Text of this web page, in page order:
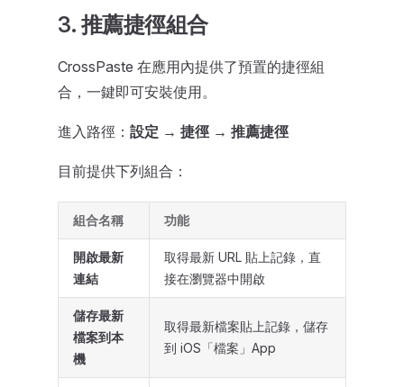
3. 推薦捷徑組合
CrossPaste 在應用內提供了預置的捷徑組
合，一鍵即可安裝使用。
進入路徑： 設定 → 捷徑 → 推薦捷徑
目前提供下列組合：
組合名稱 功能
開啟最新
連結
取得最新 URL 貼上記錄，直
接在瀏覽器中開啟
儲存最新
檔案到本
機
取得最新檔案貼上記錄，儲存
到 iOS「檔案」App